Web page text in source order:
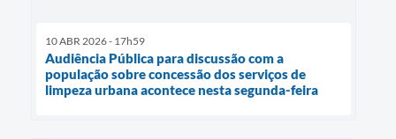
10 ABR 2026 - 17h59
Audiência Pública para discussão com a
população sobre concessão dos serviços de
limpeza urbana acontece nesta segunda-feira